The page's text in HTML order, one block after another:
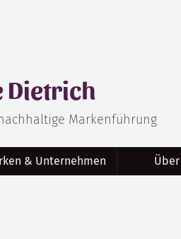
Dietrich
Markenführung
& Unternehmen